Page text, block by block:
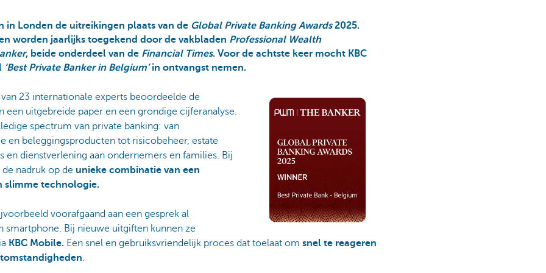
in Londen de uitreikingen plaats van de Global Private Banking Awards2025.
worden jaarlijks toegekend door de vakbladen Professional Wealth
, beide onderdeel van de Financial Times. Voor de achtste keer mocht KBC
‘Best Private Banker in Belgium’in ontvangst nemen.
23 internationale experts beoordeelde de
een uitgebreide paper en een grondige cijferanalyse.
spectrum van private banking: van
en beleggingsproducten tot risicobeheer, estate
en dienstverlening aan ondernemers en families. Bij
nadruk op de unieke combinatie van een
slimme technologie.
voorafgaand aan een gesprek al
smartphone. Bij nieuwe uitgiften kunnen ze
KBC Mobile. Een snel en gebruiksvriendelijk proces dat toelaat om snel te reageren
.